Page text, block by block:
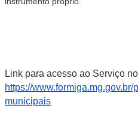
Link para acesso ao Serviço
https://
municipais